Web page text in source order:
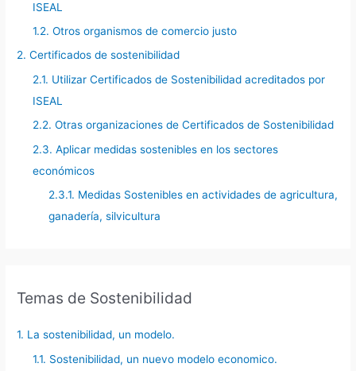
ISEAL
1.2. Otros organismos de comercio justo
2. Certificados de sostenibilidad
2.1. Utilizar Certificados de Sostenibilidad acreditados por
ISEAL
2.2. Otras organizaciones de Certificados de Sostenibilidad
2.3. Aplicar medidas sostenibles en los sectores
económicos
2.3.1. Medidas Sostenibles en actividades de agricultura,
ganadería, silvicultura
Temas de Sostenibilidad
1. La sostenibilidad, un modelo.
1.1. Sostenibilidad, un nuevo modelo economico.